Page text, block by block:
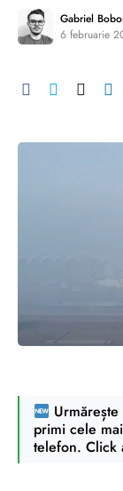
Gabriel
6 februarie
primi cele
telefon. Click